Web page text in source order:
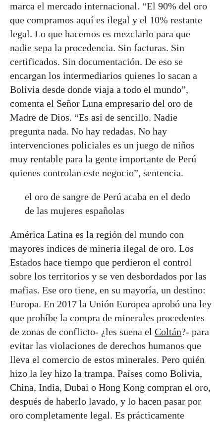
marca el mercado internacional. “El 90% del oro
que compramos aquí es ilegal y el 10% restante
legal. Lo que hacemos es mezclarlo para que
nadie sepa la procedencia. Sin facturas. Sin
certificados. Sin documentación. De eso se
encargan los intermediarios quienes lo sacan a
Bolivia desde donde viaja a todo el mundo”,
comenta el Señor Luna empresario del oro de
Madre de Dios. “Es así de sencillo. Nadie
pregunta nada. No hay redadas. No hay
intervenciones policiales es un juego de niños
muy rentable para la gente importante de Perú
quienes controlan este negocio”, sentencia.
el oro de sangre de Perú acaba en el dedo
de las mujeres españolas
América Latina es la región del mundo con
mayores índices de minería ilegal de oro. Los
Estados hace tiempo que perdieron el control
sobre los territorios y se ven desbordados por las
mafias. Ese oro tiene, en su mayoría, un destino:
Europa. En 2017 la Unión Europea aprobó una ley
que prohíbe la compra de minerales procedentes
de zonas de conflicto- ¿les suena el Coltán?- para
evitar las violaciones de derechos humanos que
lleva el comercio de estos minerales. Pero quién
hizo la ley hizo la trampa. Países como Bolivia,
China, India, Dubai o Hong Kong compran el oro,
después de haberlo lavado, y lo hacen pasar por
oro completamente legal. Es prácticamente